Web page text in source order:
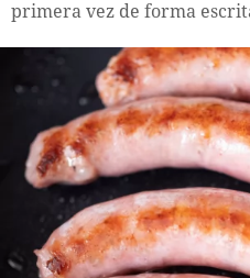
primera vez de forma